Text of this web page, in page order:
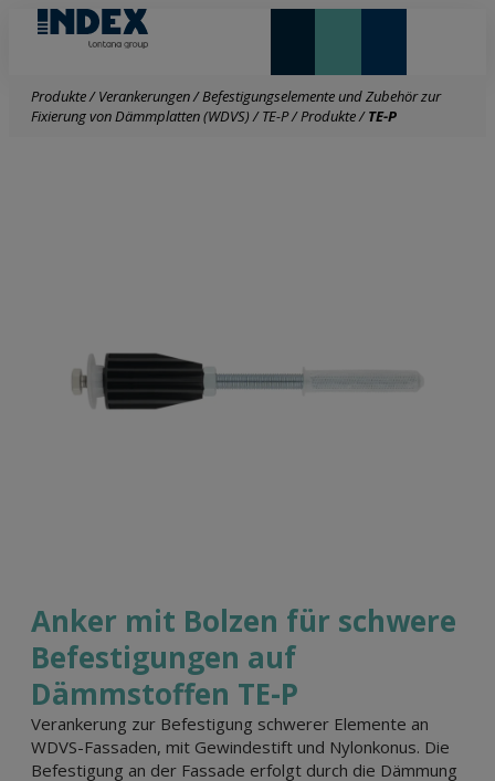
Produkte/Verankerungen/Befestigungselemente und Zubehör zur
Fixierung von Dämmplatten (WDVS)/TE-P/Produkte/TE-P
Anker mit Bolzen für schwere
Befestigungen auf
Dämmstoffen TE-P
Verankerung zur Befestigung schwerer Elemente an
WDVS-Fassaden, mit Gewindestift und Nylonkonus. Die
Befestigung an der Fassade erfolgt durch die Dämmung